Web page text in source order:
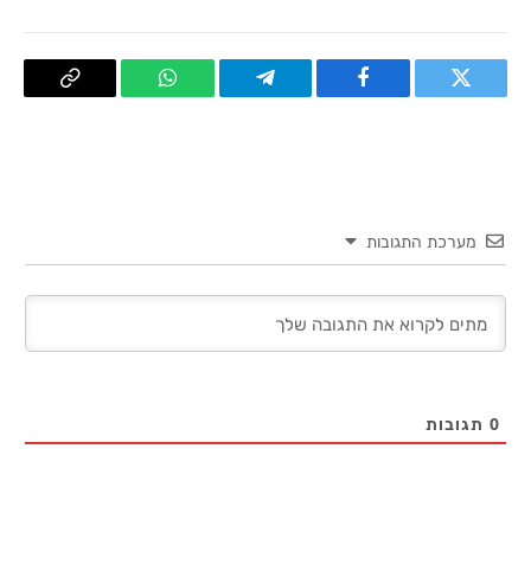
טוויטר פייסבוק Telegram
WhatsApp העתק
מערכת התגובות
0 תגובות